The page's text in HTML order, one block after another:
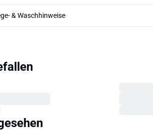
& Waschhinweise